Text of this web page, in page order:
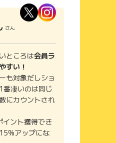
さん
ところは会員ラ
すい！
も対象だしショ
番凄いのは同じ
にカウントされ
ント獲得でき
アップにな